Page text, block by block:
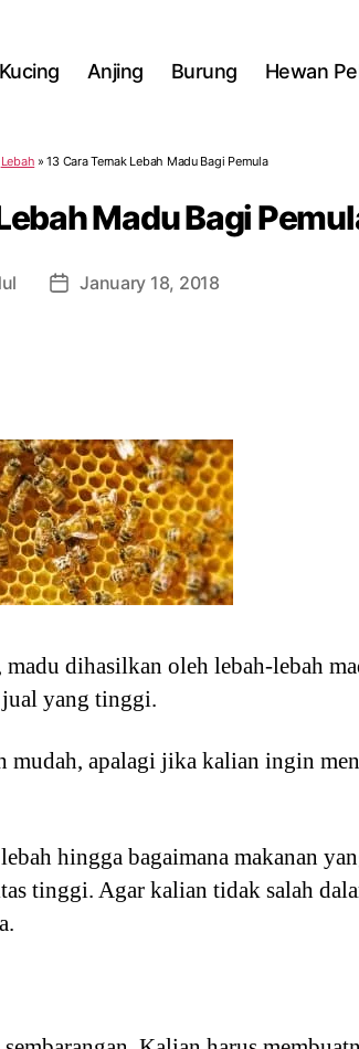
Kucing Anjing Burung Hewan
Lebah »13 Cara Ternak Lebah Madu Bagi Pemula
Madu Bagi
PostJanuary 18, 2018
dihasilkan oleh lebah-lebah
jual yang tinggi.
mudah, apalagi jika kalian ingin
hingga bagaimana makanan
tinggi. Agar kalian tidak salah